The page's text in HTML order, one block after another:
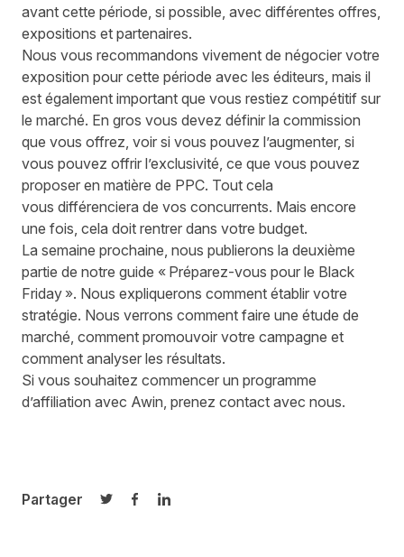
avant cette période, si possible, avec différentes offres,
expositions et partenaires.
Nous vous recommandons vivement de négocier votre
exposition pour cette période avec les éditeurs, mais il
est également important que vous restiez compétitif sur
le marché. En gros vous devez définir la commission
que vous offrez, voir si vous pouvez l’augmenter, si
vous pouvez offrir l’exclusivité, ce que vous pouvez
proposer en matière de PPC. Tout cela
vous différenciera de vos concurrents. Mais encore
une fois, cela doit rentrer dans votre budget.
La semaine prochaine, nous publierons la deuxième
partie de notre guide « Préparez-vous pour le Black
Friday ». Nous expliquerons comment établir votre
stratégie. Nous verrons comment faire une étude de
marché, comment promouvoir votre campagne et
comment analyser les résultats.
Si vous souhaitez commencer un programme
d’affiliation avec Awin prenez contact avec nous.
Partager
Partager sur Twitter
Partager sur Facebook
Partager sur LinkedIn